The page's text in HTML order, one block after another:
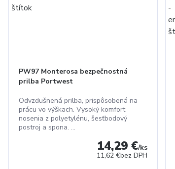
PW97 Monterosa bezpečnostná
prilba Portwest
Odvzdušnená prilba, prispôsobená na
prácu vo výškach. Vysoký komfort
nosenia z polyetylénu, šesťbodový
postroj a spona. ...
14,29 €/ks
11,62 €bez DPH